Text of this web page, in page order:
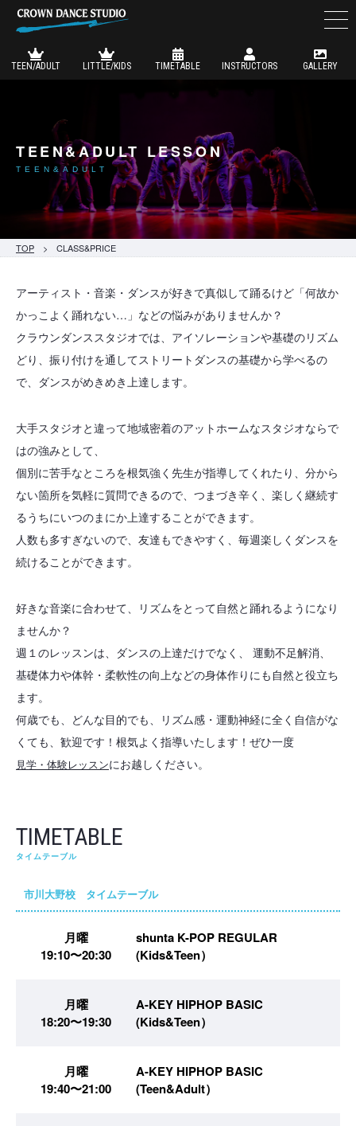
TEEN/ADULT LITTLE/KIDS TIMETABLE INSTRUCTORS GALLERY
TEEN&ADULT LESSON
TEEN&ADULT
TOP > CLASS&PRICE
アーティスト・音楽・ダンスが好きで真似して踊るけど「何故か
かっこよく踊れない…」などの悩みがありませんか？
クラウンダンススタジオでは、アイソレーションや基礎のリズム
どり、振り付けを通してストリートダンスの基礎から学べるの
で、ダンスがめきめき上達します。
大手スタジオと違って地域密着のアットホームなスタジオならで
はの強みとして、
個別に苦手なところを根気強く先生が指導してくれたり、分から
ない箇所を気軽に質問できるので、つまづき辛く、楽しく継続す
るうちにいつのまにか上達することができます。
人数も多すぎないので、友達もできやすく、毎週楽しくダンスを
続けることができます。
好きな音楽に合わせて、リズムをとって自然と踊れるようになり
ませんか？
週１のレッスンは、ダンスの上達だけでなく、 運動不足解消、
基礎体力や体幹・柔軟性の向上などの身体作りにも自然と役立ち
ます。
何歳でも、どんな目的でも、リズム感・運動神経に全く自信がな
くても、歓迎です！根気よく指導いたします！ぜひ一度
見学・体験レッスンにお越しください。
TIMETABLE
タイムテーブル
市川大野校 タイムテーブル
月曜
19:10〜20:30
shunta K-POP REGULAR
(Kids&Teen）
月曜
18:20〜19:30
A-KEY HIPHOP BASIC
(Kids&Teen）
月曜
19:40〜21:00
A-KEY HIPHOP BASIC
(Teen&Adult）